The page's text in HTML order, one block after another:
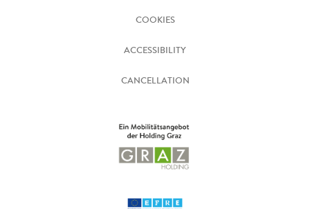
COOKIES
ACCESSIBILITY
CANCELLATION